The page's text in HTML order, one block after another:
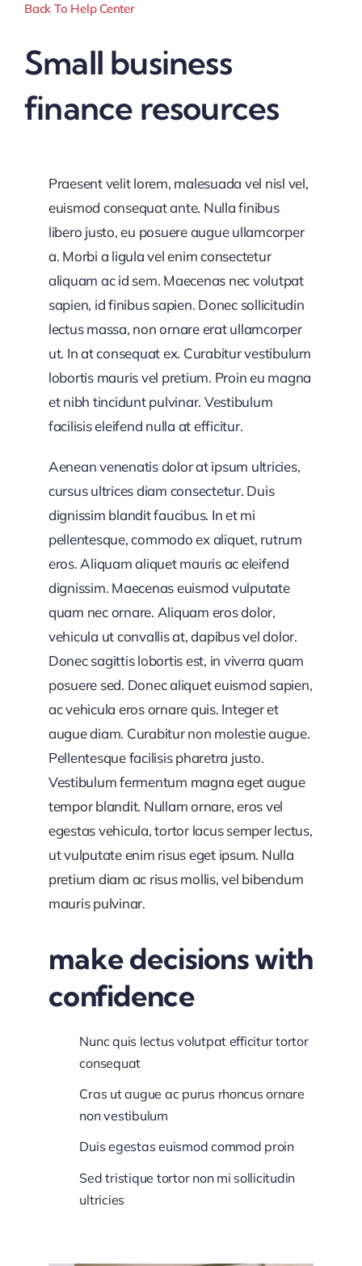
Back To Help Center
Small business
finance resources
Praesent velit lorem, malesuada vel nisl vel,
euismod consequat ante. Nulla finibus
libero justo, eu posuere augue ullamcorper
a. Morbi a ligula vel enim consectetur
aliquam ac id sem. Maecenas nec volutpat
sapien, id finibus sapien. Donec sollicitudin
lectus massa, non ornare erat ullamcorper
ut. In at consequat ex. Curabitur vestibulum
lobortis mauris vel pretium. Proin eu magna
et nibh tincidunt pulvinar. Vestibulum
facilisis eleifend nulla at efficitur.
Aenean venenatis dolor at ipsum ultricies,
cursus ultrices diam consectetur. Duis
dignissim blandit faucibus. In et mi
pellentesque, commodo ex aliquet, rutrum
eros. Aliquam aliquet mauris ac eleifend
dignissim. Maecenas euismod vulputate
quam nec ornare. Aliquam eros dolor,
vehicula ut convallis at, dapibus vel dolor.
Donec sagittis lobortis est, in viverra quam
posuere sed. Donec aliquet euismod sapien,
ac vehicula eros ornare quis. Integer et
augue diam. Curabitur non molestie augue.
Pellentesque facilisis pharetra justo.
Vestibulum fermentum magna eget augue
tempor blandit. Nullam ornare, eros vel
egestas vehicula, tortor lacus semper lectus,
ut vulputate enim risus eget ipsum. Nulla
pretium diam ac risus mollis, vel bibendum
mauris pulvinar.
make decisions with
confidence
Nunc quis lectus volutpat efficitur tortor
consequat
Cras ut augue ac purus rhoncus ornare
non vestibulum
Duis egestas euismod commod proin
Sed tristique tortor non mi sollicitudin
ultricies